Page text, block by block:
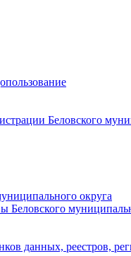
Беловского
округа
Беловского
данных, реестров,